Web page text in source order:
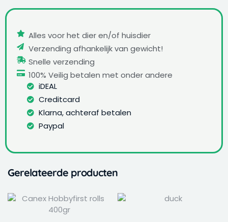
Alles voor het dier en/of huisdier
Verzending afhankelijk van gewicht!
Snelle verzending
100% Veilig betalen met onder andere
iDEAL
Creditcard
Klarna, achteraf betalen
Paypal
Gerelateerde producten
Dit
product
Dit